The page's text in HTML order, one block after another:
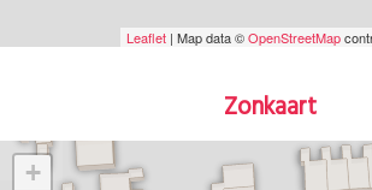
Leaflet | Map data ©OpenStreetMap
Zonkaart
+